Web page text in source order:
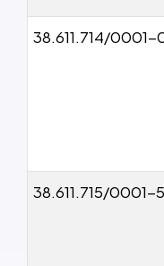
38.611.714/0001-
38.611.715/0001-